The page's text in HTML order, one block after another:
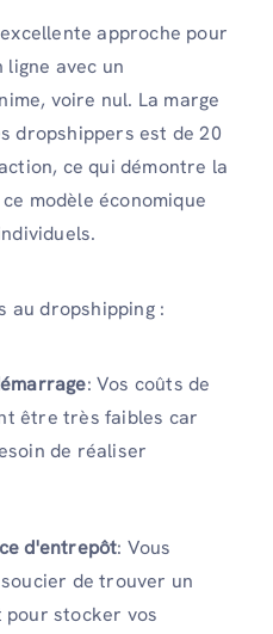
approche pour
avec un
voire nul. La marge
dropshippers est de 20
ce qui démontre la
modèle économique
au dropshipping :
: Vos coûts de
être très faibles car
de réaliser
d'entrepôt: Vous
de trouver un
stocker vos